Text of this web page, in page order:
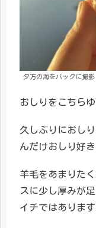
夕方の海をバックに撮影
おしりをこちら
久しぶりにおし
んだけおしり好
羊毛をあまりた
スに少し厚みが
イチではありま